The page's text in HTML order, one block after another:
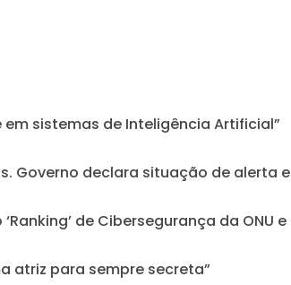
em sistemas de Inteligência Artificial”
Governo declara situação de alerta
de Cibersegurança da ONU
atriz para sempre secreta”